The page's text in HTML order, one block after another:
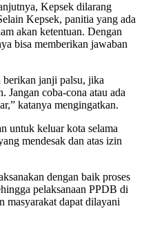
Kepsek dilarang
Kepsek, panitia yang ada
akan ketentuan. Dengan
bisa memberikan jawaban
berikan janji palsu, jika
Jangan coba-cona atau ada
katanya mengingatkan.
untuk keluar kota selama
mendesak dan atas izin
dengan baik proses
pelaksanaan PPDB di
masyarakat dapat dilayani